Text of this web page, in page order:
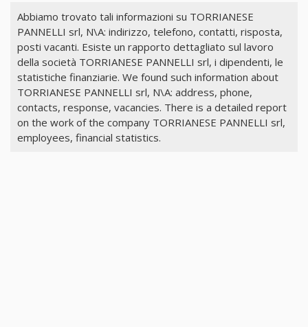
Abbiamo trovato tali informazioni su TORRIANESE
PANNELLI srl, N\A: indirizzo, telefono, contatti, risposta,
posti vacanti. Esiste un rapporto dettagliato sul lavoro
della società TORRIANESE PANNELLI srl, i dipendenti, le
statistiche finanziarie. We found such information about
TORRIANESE PANNELLI srl, N\A: address, phone,
contacts, response, vacancies. There is a detailed report
on the work of the company TORRIANESE PANNELLI srl,
employees, financial statistics.